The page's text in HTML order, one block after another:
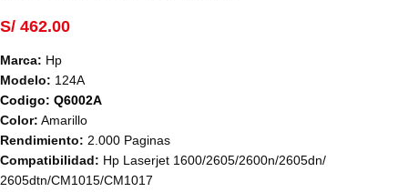
S/ 462.00
Marca: Hp
Modelo: 124A
Codigo: Q6002A
Color: Amarillo
Rendimiento: 2.000 Paginas
Compatibilidad: Hp Laserjet 1600/2605/2600n/2605dn/
2605dtn/CM1015/CM1017